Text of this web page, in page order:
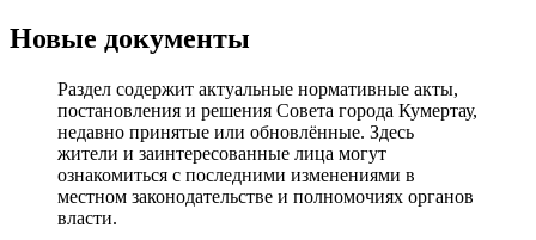
Новые документы
Раздел содержит актуальные нормативные акты,
постановления и решения Совета города Кумертау,
недавно принятые или обновлённые. Здесь
жители и заинтересованные лица могут
ознакомиться с последними изменениями в
местном законодательстве и полномочиях органов
власти.